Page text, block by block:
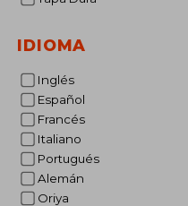
IDIOMA
Inglés
Español
Francés
Italiano
Portugués
Alemán
Oriya